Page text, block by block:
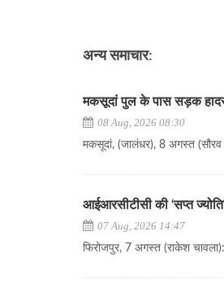
अन्य समाचार:
मकसूदां पुल के पास सड़क
08 Aug, 2026 08:30
मकसूदां, (जालंधर), 8 अगस्त
आईआरसीटीसी की ‘सप्त
07 Aug, 2026 14:47
फिरोजपुर, 7 अगस्त (राकेश